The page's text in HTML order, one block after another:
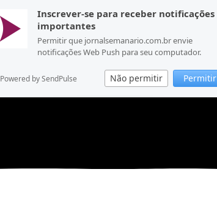
Inscrever-se para receber notificações
importantes
Permitir que jornalsemanario.com.br envie
notificações Web Push para seu computador.
Não permitir Permitir
Powered by SendPulse